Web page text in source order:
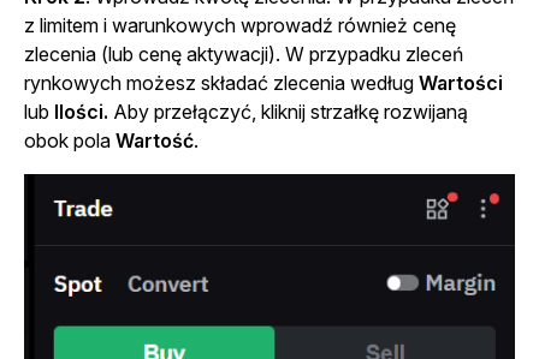
z limitem i warunkowych wprowadź również cenę
zlecenia (lub cenę aktywacji). W przypadku zleceń
rynkowych możesz składać zlecenia według Wartości
lub Ilości. Aby przełączyć, kliknij strzałkę rozwijaną
obok pola Wartość.